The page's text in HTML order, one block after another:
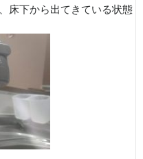
床下から出てきている状態